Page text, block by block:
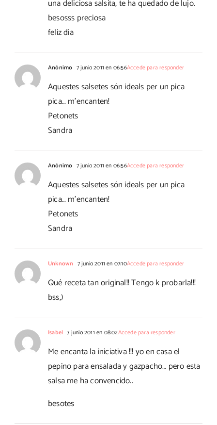
una deliciosa salsita, te ha quedado de lujo.
besosss preciosa
feliz dia
Anónimo 7 junio 2011 en 06:56Accede para responder
Aquestes salsetes són ideals per un pica
pica… m'encanten!
Petonets
Sandra
Anónimo 7 junio 2011 en 06:56Accede para responder
Aquestes salsetes són ideals per un pica
pica… m'encanten!
Petonets
Sandra
Unknown 7 junio 2011 en 07:10Accede para responder
Qué receta tan original!! Tengo k probarla!!!
bss,)
Isabel 7 junio 2011 en 08:02Accede para responder
Me encanta la iniciativa !!! yo en casa el
pepino para ensalada y gazpacho… pero esta
salsa me ha convencido..
besotes